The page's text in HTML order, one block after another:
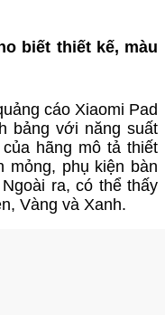
biết thiết kế, màu
cáo Xiaomi Pad
bảng với năng suất
hãng mô tả thiết
mỏng, phụ kiện bàn
ra, có thể thấy
Vàng và Xanh.